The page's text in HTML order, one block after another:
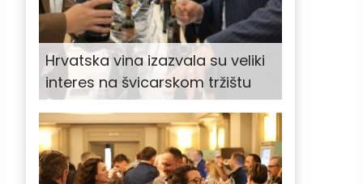
Hrvatska vina izazvala su veliki
interes na švicarskom tržištu